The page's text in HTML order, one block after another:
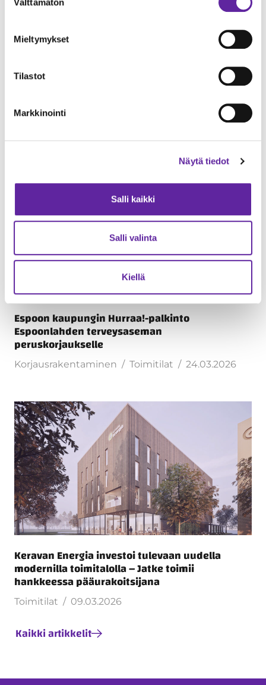
valinta
Mieltymykset
Tilastot
Markkinointi
Näytä tiedot
Salli kaikki
Salli valinta
Kiellä
Lappeenrantaan uuden sotekeskuksen
Espoon kaupungin Hurraa!-palkinto
Espoonlahden terveysaseman
peruskorjaukselle
Korjausrakentaminen Toimitilat 24.03.2026
Keravan Energia investoi tulevaan uudella
modernilla toimitalolla – Jatke toimii
hankkeessa pääurakoitsijana
Toimitilat 09.03.2026
Kaikki artikkelit